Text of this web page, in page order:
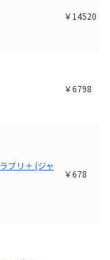
￥14520
￥6798
ブリ＋ (ジャ
￥678